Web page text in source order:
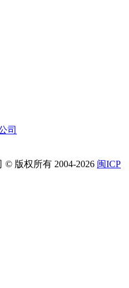
司
版权所有 2004-2026 闽ICP